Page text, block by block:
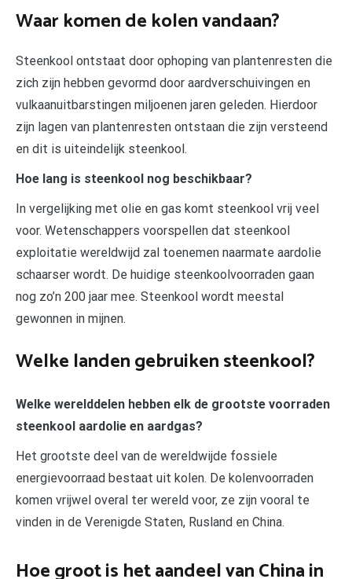
Waar komen de kolen vandaan?
Steenkool ontstaat door ophoping van plantenresten die
zich zijn hebben gevormd door aardverschuivingen en
vulkaanuitbarstingen miljoenen jaren geleden. Hierdoor
zijn lagen van plantenresten ontstaan die zijn versteend
en dit is uiteindelijk steenkool.
Hoe lang is steenkool nog beschikbaar?
In vergelijking met olie en gas komt steenkool vrij veel
voor. Wetenschappers voorspellen dat steenkool
exploitatie wereldwijd zal toenemen naarmate aardolie
schaarser wordt. De huidige steenkoolvoorraden gaan
nog zo’n 200 jaar mee. Steenkool wordt meestal
gewonnen in mijnen.
Welke landen gebruiken steenkool?
Welke werelddelen hebben elk de grootste voorraden
steenkool aardolie en aardgas?
Het grootste deel van de wereldwijde fossiele
energievoorraad bestaat uit kolen. De kolenvoorraden
komen vrijwel overal ter wereld voor, ze zijn vooral te
vinden in de Verenigde Staten, Rusland en China.
Hoe groot is het aandeel van China in